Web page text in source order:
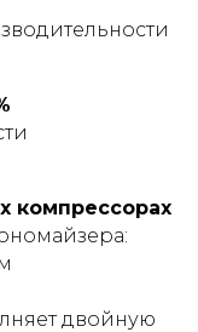
компрессорах
двойную